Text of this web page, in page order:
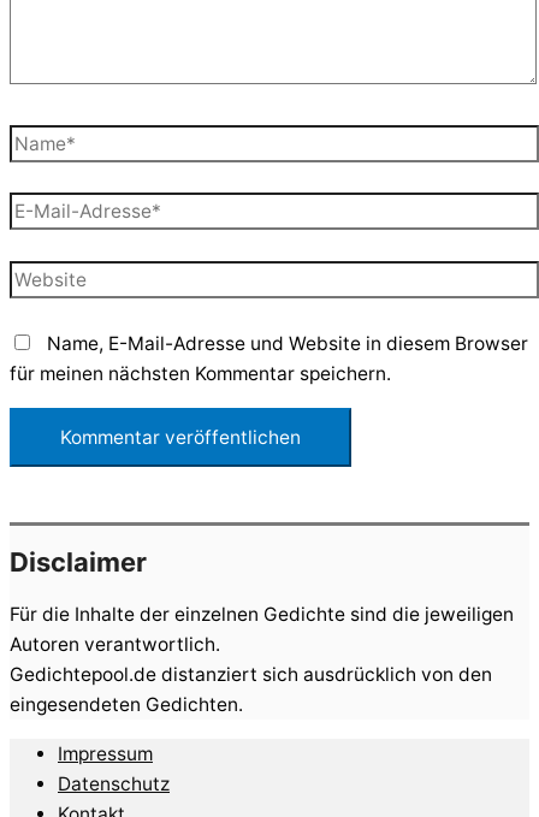
Name*
E-
Mail-
Adresse*
Website
Name, E-Mail-Adresse und Website in diesem Browser
für meinen nächsten Kommentar speichern.
Disclaimer
Für die Inhalte der einzelnen Gedichte sind die jeweiligen
Autoren verantwortlich.
Gedichtepool.de distanziert sich ausdrücklich von den
eingesendeten Gedichten.
Impressum
Datenschutz